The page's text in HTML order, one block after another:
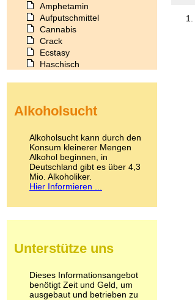
Amphetamin
Aufputschmittel
Cannabis
Crack
Ecstasy
Haschisch
Kokain
LSD
Marihuana
Medikamente
Meskalin
Metamphetamin
Methadon
Pilze
Psychopharmaka
Schlafmittel
Schmerzmittel
Alkoholsucht
Alkoholsucht kann durch den
Konsum kleinerer Mengen
Alkohol beginnen, in
Deutschland gibt es über 4,3
Mio. Alkoholiker.
Hier Informieren ...
Unterstütze uns
Dieses Informationsangebot
benötigt Zeit und Geld, um
ausgebaut und betrieben zu